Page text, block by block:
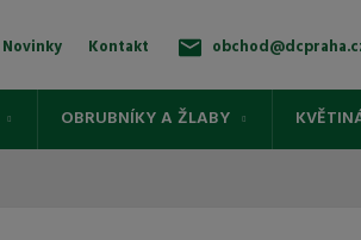
Novinky Kontakt
OBRUBNÍKY A ŽLABY